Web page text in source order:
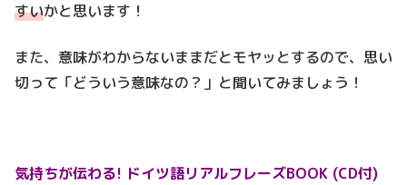
すいかと思います！
また、意味がわからないままだとモヤッとするので、思い
切って「どういう意味なの？」と聞いてみましょう！
気持ちが伝わる! ドイツ語リアルフレーズBOOK (CD付)